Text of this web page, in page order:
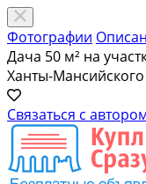
Фотографии
Дача 50 м² на
Ханты-
Связаться с